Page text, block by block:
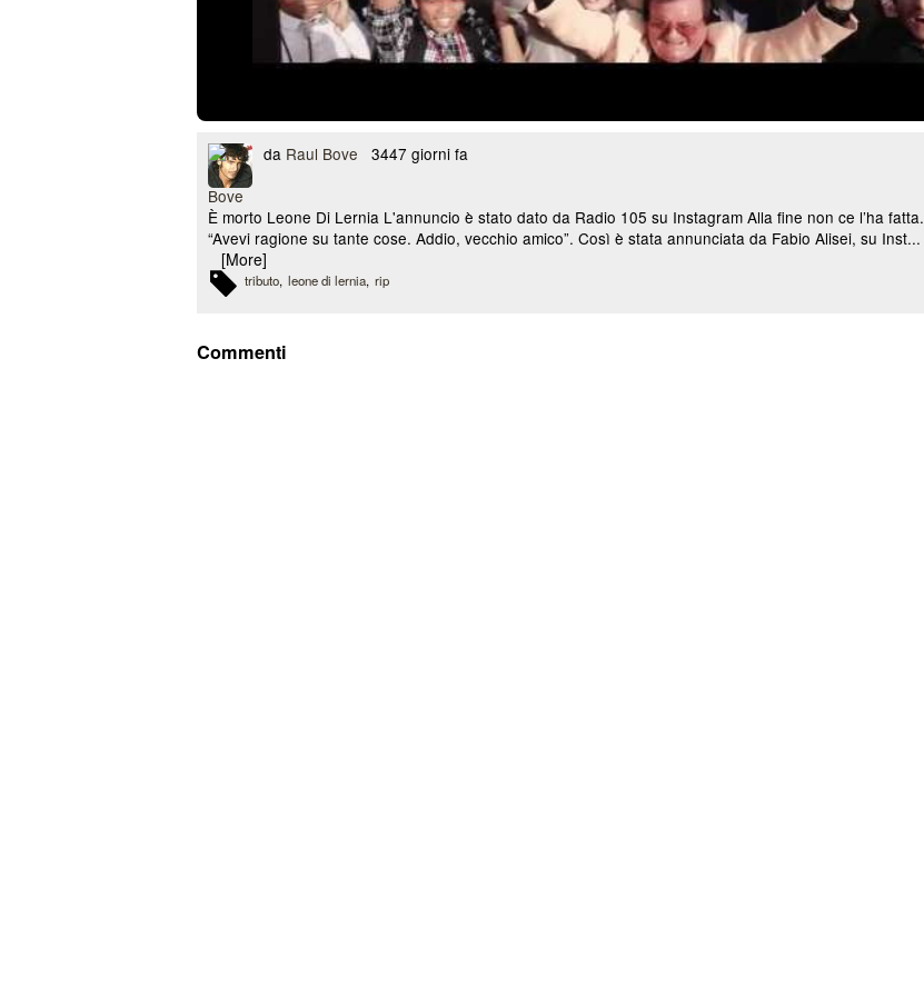
da Raul Bove 3447 giorni fa
È morto Leone Di Lernia L'annuncio è stato dato da Radio 105 su Instagram Alla fine non ce l’ha fatta.
“Avevi ragione su tante cose. Addio, vecchio amico”. Così è stata annunciata da Fabio Alisei, su Inst...
[More]
tributo leone di lernia rip
Commenti